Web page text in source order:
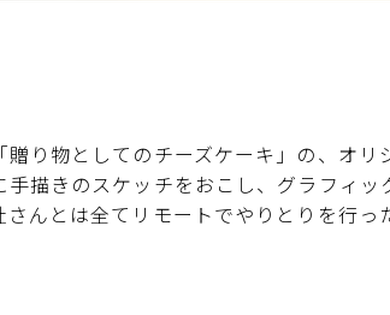
り物としてのチーズケーキ」の、オ
描きのスケッチをおこし、グラフィ
んとは全てリモートでやりとりを行っ